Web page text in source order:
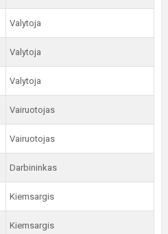
Valytoja
Valytoja
Valytoja
Vairuotojas
Vairuotojas
Darbininkas
Kiemsargis
Kiemsargis